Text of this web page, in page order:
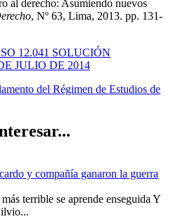
al derecho: Asumiendo nuevos
, Nº 63, Lima, 2013. pp. 131-
12.041 SOLUCIÓN
JULIO DE 2014
del Régimen de Estudios de
y compañía ganaron la guerra
terrible se aprende enseguida Y